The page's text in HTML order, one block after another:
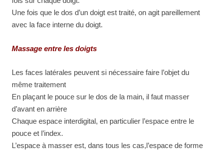
Une fois que le dos d’un doigt est traité, on agit pareillement
avec la face interne du doigt.
Massage entre les doigts
Les faces latérales peuvent si nécessaire faire l’objet du
même traitement
En plaçant le pouce sur le dos de la main, il faut masser
d’avant en arrière
Chaque espace interdigital, en particulier l’espace entre le
pouce et l’index.
L’espace à masser est, dans tous les cas,l’espace de forme